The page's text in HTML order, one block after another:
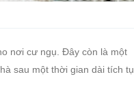
nơi cư ngụ. Đây còn là một
sau một thời gian dài tích tụ